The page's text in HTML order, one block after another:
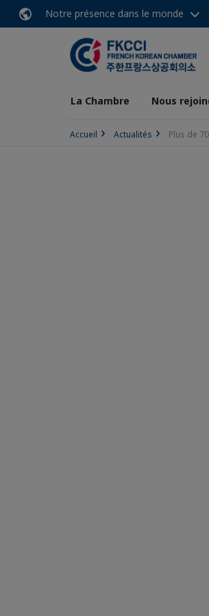
Notre présence dans le monde
La Chambre Nous
Accueil Actualités Plus de